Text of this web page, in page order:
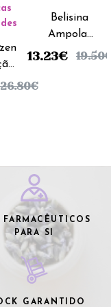
-
26.80€
Belisina
Ampolas
Bebiveis -
13.23€ 19.50
FARMACÊUTICOS
PARA SI
GARANTIDO